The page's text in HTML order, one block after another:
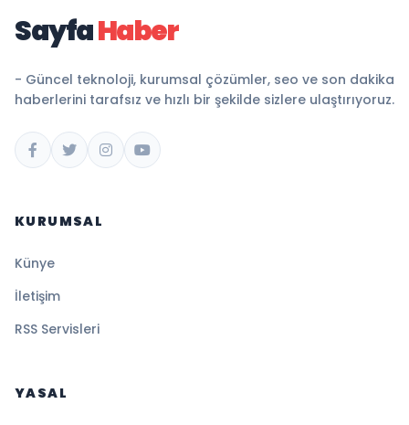
SayfaHaber
- Güncel teknoloji, kurumsal çözümler, seo ve son dakika
haberlerini tarafsız ve hızlı bir şekilde sizlere ulaştırıyoruz.
KURUMSAL
Künye
İletişim
RSS Servisleri
YASAL